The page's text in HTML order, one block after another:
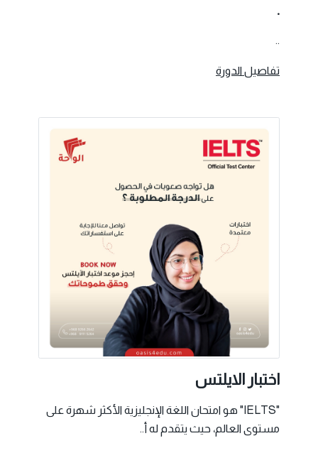
.
..
تفاصيل الدورة
اختبار الايلتس
"IELTS" هو امتحان اللغة الإنجليزية الأكثر شهرة على
مستوى العالم، حيث يتقدم له أ..